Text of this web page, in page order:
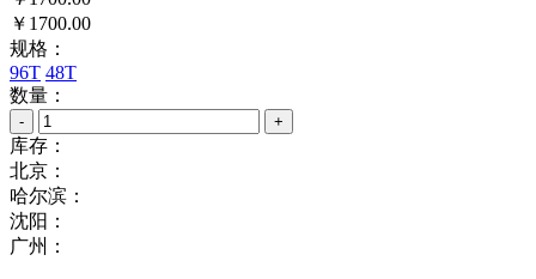
￥1700.00
规格：
96T 48T
数量：
- +
库存：
北京：
哈尔滨：
沈阳：
广州：